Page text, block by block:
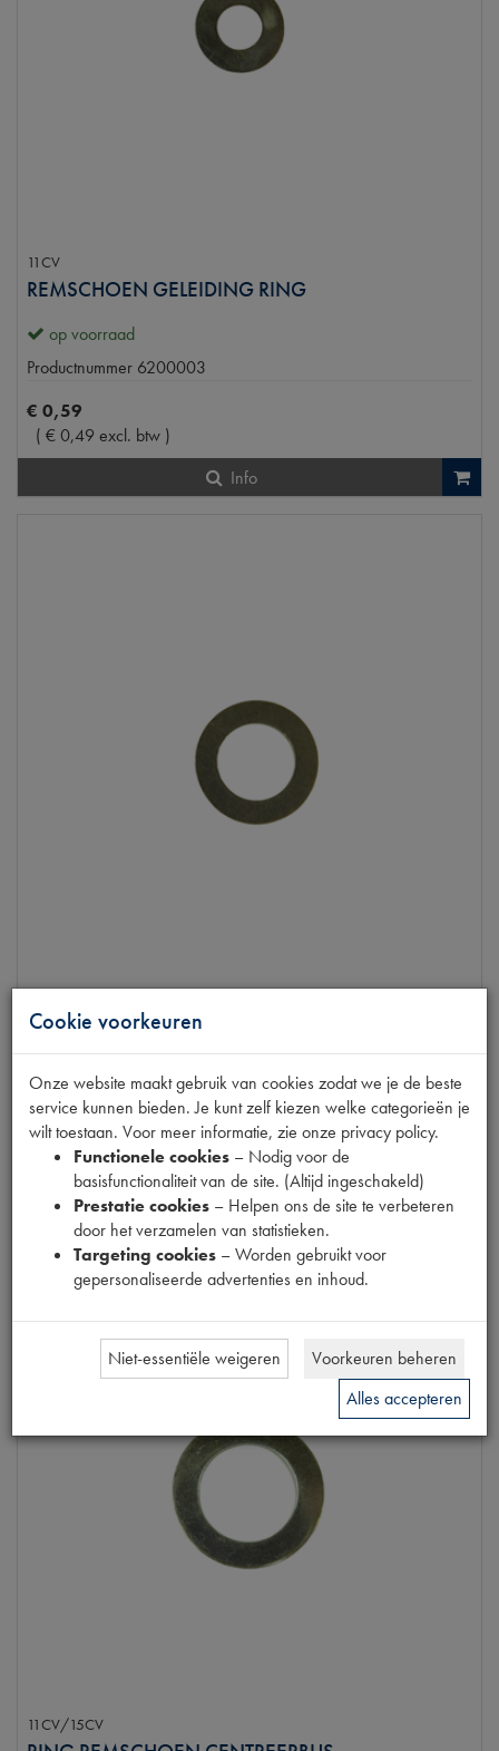
11CV
REMSCHOEN GELEIDING RING
op voorraad
Productnummer 6200003
€ 0,59
( €0,49 excl. btw )
Info
11CV 51-
RING HANDREMHEVEL/HEFFBOOM
Productnummer
6200005
€0 ,59
€ 49excl. btw)
Info
11CV/15CV
Cookie voorkeuren
Onze website maakt gebruik van cookies zodat we je de beste
service kunnen bieden. Je kunt zelf kiezen welke categorieën je
wilt toestaan. Voor meer informatie, zie onze privacy policy.
Functionele cookies – Nodig voor de
basisfunctionaliteit van de site. (Altijd ingeschakeld)
Prestatie cookies – Helpen ons de site te verbeteren
door het verzamelen van statistieken.
Targeting cookies – Worden gebruikt voor
gepersonaliseerde advertenties en inhoud.
Niet-essentiële weigeren
Voorkeuren beheren
Alles accepteren